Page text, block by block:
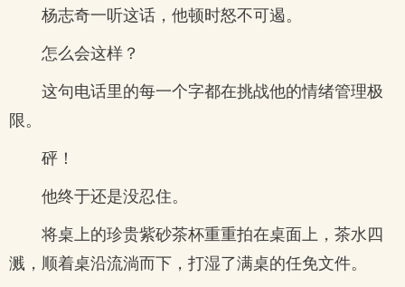
杨志奇一听这话，他顿时怒不可遏。
怎么会这样？
这句电话里的每一个字都在挑战他的情绪管理极
限。
砰！
他终于还是没忍住。
将桌上的珍贵紫砂茶杯重重拍在桌面上，茶水四
溅，顺着桌沿流淌而下，打湿了满桌的任免文件。